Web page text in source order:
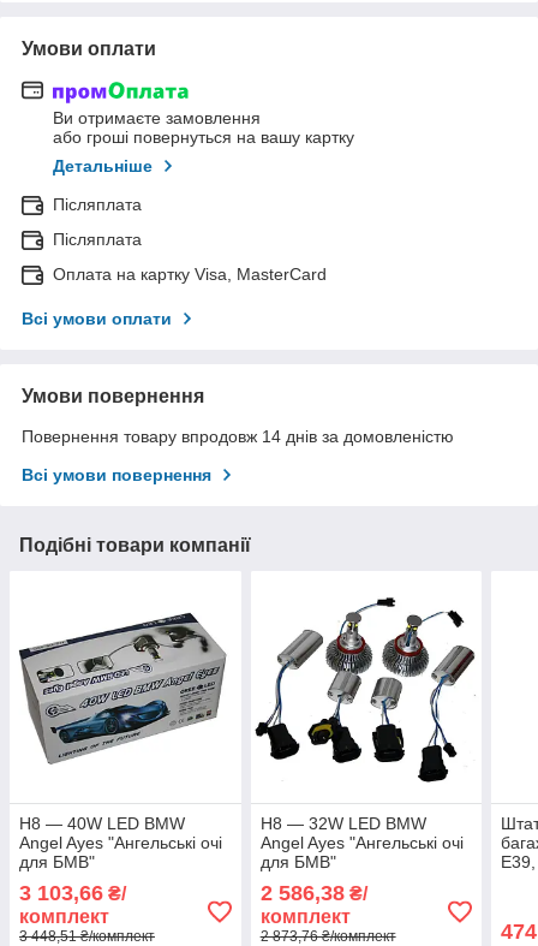
Умови оплати
Ви отримаєте замовлення
або гроші повернуться на вашу картку
Детальніше
Післяплата
Післяплата
Оплата на картку Visa, MasterCard
Всі умови оплати
Умови повернення
Повернення товару впродовж 14 днів за домовленістю
Всі умови повернення
Подібні товари компанії
H8 — 40W LED BMW
Angel Ayes "Ангельські очі
для БМВ"
3 103,66 ₴/
комплект
3 448,51 ₴/комплект
H8 — 32W LED BMW
Angel Ayes "Ангельські очі
для БМВ"
2 586,38₴/
комплект
2 873,76 ₴/комплект